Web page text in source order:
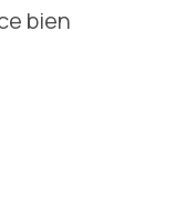
bien